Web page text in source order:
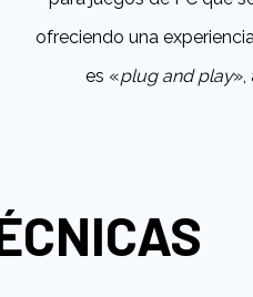
ofreciendo una
es «plug and play»,